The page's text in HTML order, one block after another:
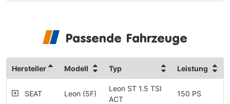
Passende Fahrzeuge
Hersteller Modell Typ Leistung
SEAT Leon (5F)
Leon ST 1.5 TSI
ACT
150 PS